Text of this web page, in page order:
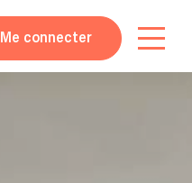
Me connecter